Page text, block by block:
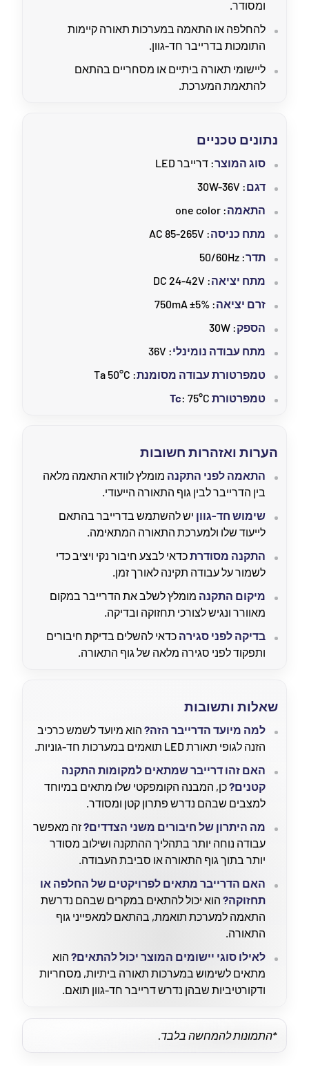
ומסודר.
להחלפה או התאמה במערכות תאורה קיימות
התומכות בדרייבר חד-גוון.
ליישומי תאורה ביתיים או מסחריים בהתאם
להתאמת המערכת.
נתונים טכניים
סוג המוצר: דרייבר LED
דגם: 30W-36V
התאמה: one color
מתח כניסה: AC 85-265V
תדר: 50/60Hz
מתח יציאה: DC 24-42V
זרם יציאה: 750mA ±5%
הספק: 30W
מתח עבודה נומינלי: 36V
טמפרטורת עבודה מסומנת: Ta 50°C
טמפרטורת Tc : 75°C
הערות ואזהרות חשובות
התאמה לפני התקנה מומלץ לוודא התאמה מלאה
בין הדרייבר לבין גוף התאורה הייעודי.
שימוש חד-גוון יש להשתמש בדרייבר בהתאם
לייעוד שלו ולמערכת התאורה המתאימה.
התקנה מסודרתכדאי לבצע חיבור נקי ויציב כדי
לשמור על עבודה תקינה לאורך זמן.
מיקום התקנה מומלץ לשלב את הדרייבר במקום
מאוורר ונגיש לצורכי תחזוקה ובדיקה.
בדיקה לפני סגירה כדאי להשלים בדיקת חיבורים
ותפקוד לפני סגירה מלאה של גוף התאורה.
שאלות ותשובות
למה מיועד הדרייבר הזה? הוא מיועד לשמש כרכיב
הזנה לגופי תאורת LED תואמים במערכות חד-גוניות.
האם זהו דרייבר שמתאים למקומות התקנה
קטנים?כן, המבנה הקומפקטי שלו מתאים במיוחד
למצבים שבהם נדרש פתרון קטן ומסודר.
מה היתרון של חיבורים משני הצדדים?זה מאפשר
עבודה נוחה יותר בתהליך ההתקנה ושילוב מסודר
יותר בתוך גוף התאורה או סביבת העבודה.
האם הדרייבר מתאים לפרויקטים של החלפה או
תחזוקה? הוא יכול להתאים במקרים שבהם נדרשת
התאמה למערכת תואמת, בהתאם למאפייני גוף
התאורה.
לאילו סוגי יישומים המוצר יכול להתאים? הוא
מתאים לשימוש במערכות תאורה ביתיות, מסחריות
ודקורטיביות שבהן נדרש דרייבר חד-גוון תואם.
*התמונות להמחשה בלבד.